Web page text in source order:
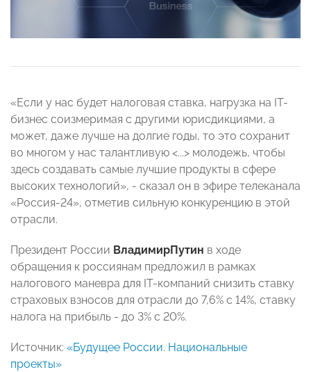
«Если у нас будет налоговая ставка, нагрузка на IT-
бизнес соизмеримая с другими юрисдикциями, а
может, даже лучше на долгие годы, то это сохранит
во многом у нас талантливую <...> молодежь, чтобы
здесь создавать самые лучшие продукты в сфере
высоких технологий», - сказал он в эфире телеканала
«Россия-24», отметив сильную конкуренцию в этой
отрасли.
Президент России ВладимирПутин в ходе
обращения к россиянам предложил в рамках
налогового маневра для IT-компаний снизить ставку
страховых взносов для отрасли до 7,6% с 14%, ставку
налога на прибыль - до 3% с 20%.
Источник: «Будущее России. Национальные
проекты»